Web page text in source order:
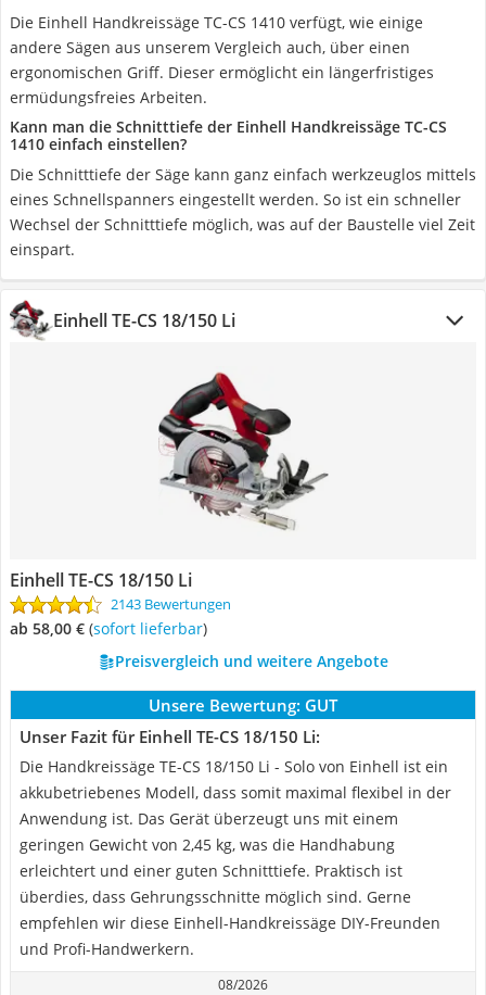
Die Einhell Handkreissäge TC-CS 1410 verfügt, wie einige
andere Sägen aus unserem Vergleich auch, über einen
ergonomischen Griff. Dieser ermöglicht ein längerfristiges
ermüdungsfreies Arbeiten.
Kann man die Schnitttiefe der Einhell Handkreissäge TC-CS
1410 einfach einstellen?
Die Schnitttiefe der Säge kann ganz einfach werkzeuglos mittels
eines Schnellspanners eingestellt werden. So ist ein schneller
Wechsel der Schnitttiefe möglich, was auf der Baustelle viel Zeit
einspart.
Einhell TE-CS 18/150 Li
Einhell TE-CS 18/150 Li
2143 Bewertungen
ab 58,00 € ( Sofort lieferbar)
Preisvergleich und weitere Angebote
Unsere Bewertung: GUT
Unser Fazit für Einhell TE-CS 18/150 Li:
Die Handkreissäge TE-CS 18/150 Li - Solo von Einhell ist ein
akkubetriebenes Modell, dass somit maximal flexibel in der
Anwendung ist. Das Gerät überzeugt uns mit einem
geringen Gewicht von 2,45 kg, was die Handhabung
erleichtert und einer guten Schnitttiefe. Praktisch ist
überdies, dass Gehrungsschnitte möglich sind. Gerne
empfehlen wir diese Einhell-Handkreissäge DIY-Freunden
und Profi-Handwerkern.
08/2026